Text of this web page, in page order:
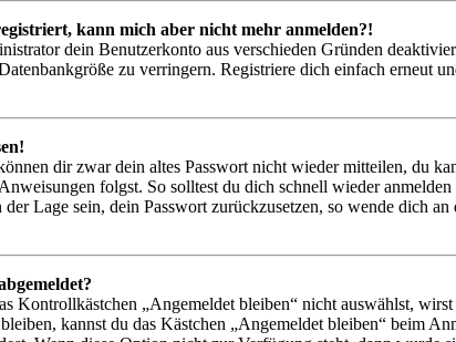
kann mich aber nicht mehr anmelden?!
dein Benutzerkonto aus verschieden Gründen
zu verringern. Registriere dich einfach erneut
dir zwar dein altes Passwort nicht wieder mitteilen, du
folgst. So solltest du dich schnell wieder anmelden
Lage sein, dein Passwort zurückzusetzen, so wende dich
Kontrollkästchen „Angemeldet bleiben“ nicht auswählst,
kannst du das Kästchen „Angemeldet bleiben“ beim